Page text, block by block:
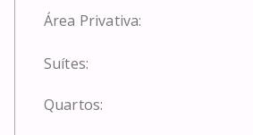
Área Privativa:
Suítes:
Quartos: